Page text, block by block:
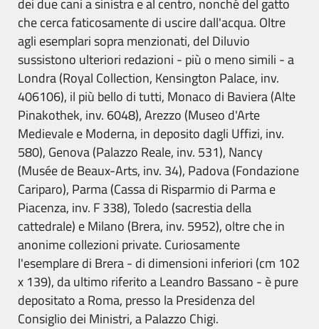
dei due cani a sinistra e al centro, nonché del gatto
che cerca faticosamente di uscire dall'acqua. Oltre
agli esemplari sopra menzionati, del Diluvio
sussistono ulteriori redazioni - più o meno simili - a
Londra (Royal Collection, Kensington Palace, inv.
406106), il più bello di tutti, Monaco di Baviera (Alte
Pinakothek, inv. 6048), Arezzo (Museo d'Arte
Medievale e Moderna, in deposito dagli Uffizi, inv.
580), Genova (Palazzo Reale, inv. 531), Nancy
(Musée de Beaux-Arts, inv. 34), Padova (Fondazione
Cariparo), Parma (Cassa di Risparmio di Parma e
Piacenza, inv. F 338), Toledo (sacrestia della
cattedrale) e Milano (Brera, inv. 5952), oltre che in
anonime collezioni private. Curiosamente
l'esemplare di Brera - di dimensioni inferiori (cm 102
x 139), da ultimo riferito a Leandro Bassano - è pure
depositato a Roma, presso la Presidenza del
Consiglio dei Ministri, a Palazzo Chigi.